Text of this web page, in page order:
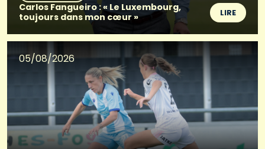
Carlos Fangueiro : « Le Luxembourg,
toujours dans mon cœur »
LIRE
05/08/2026